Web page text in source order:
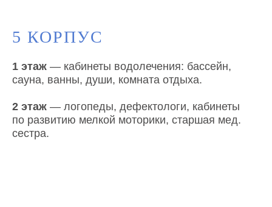
5 КОРПУС
1 этаж — кабинеты водолечения: бассейн,
сауна, ванны, души, комната отдыха.
2 этаж — логопеды, дефектологи, кабинеты
по развитию мелкой моторики, старшая мед.
сестра.